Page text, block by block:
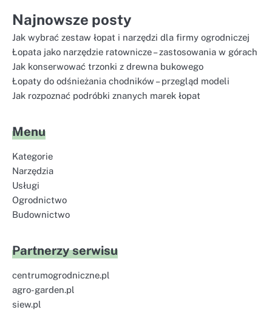
Najnowsze posty
Jak wybrać zestaw łopat i narzędzi dla firmy ogrodniczej
Łopata jako narzędzie ratownicze – zastosowania w górach
Jak konserwować trzonki z drewna bukowego
Łopaty do odśnieżania chodników – przegląd modeli
Jak rozpoznać podróbki znanych marek łopat
Menu
Kategorie
Narzędzia
Usługi
Ogrodnictwo
Budownictwo
Partnerzy serwisu
centrumogrodniczne.pl
agro-garden.pl
siew.pl